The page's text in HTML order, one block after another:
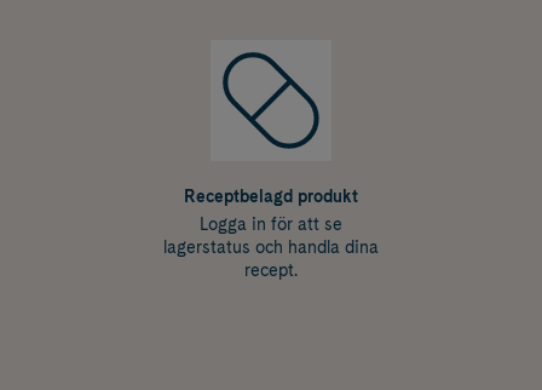
Receptbelagd produkt
Logga in för att se
lagerstatus och handla dina
recept.